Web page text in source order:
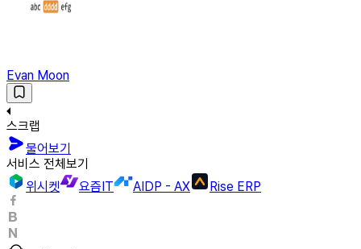
Evan Moon
스크랩
물어보기
서비스 전체보기
위시켓
요즘IT AIDP - AX Rise ERP